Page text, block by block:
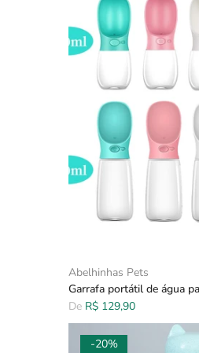
Abelhinhas Pets
Garrafa portátil de água
De R$ 129,90
-20%